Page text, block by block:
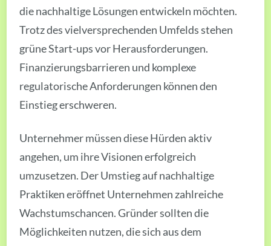
die nachhaltige Lösungen entwickeln möchten.
Trotz des vielversprechenden Umfelds stehen
grüne Start-ups vor Herausforderungen.
Finanzierungsbarrieren und komplexe
regulatorische Anforderungen können den
Einstieg erschweren.
Unternehmer müssen diese Hürden aktiv
angehen, um ihre Visionen erfolgreich
umzusetzen. Der Umstieg auf nachhaltige
Praktiken eröffnet Unternehmen zahlreiche
Wachstumschancen. Gründer sollten die
Möglichkeiten nutzen, die sich aus dem